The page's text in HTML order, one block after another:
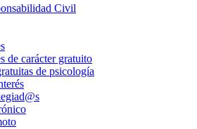
Civil
de carácter gratuito
de psicología